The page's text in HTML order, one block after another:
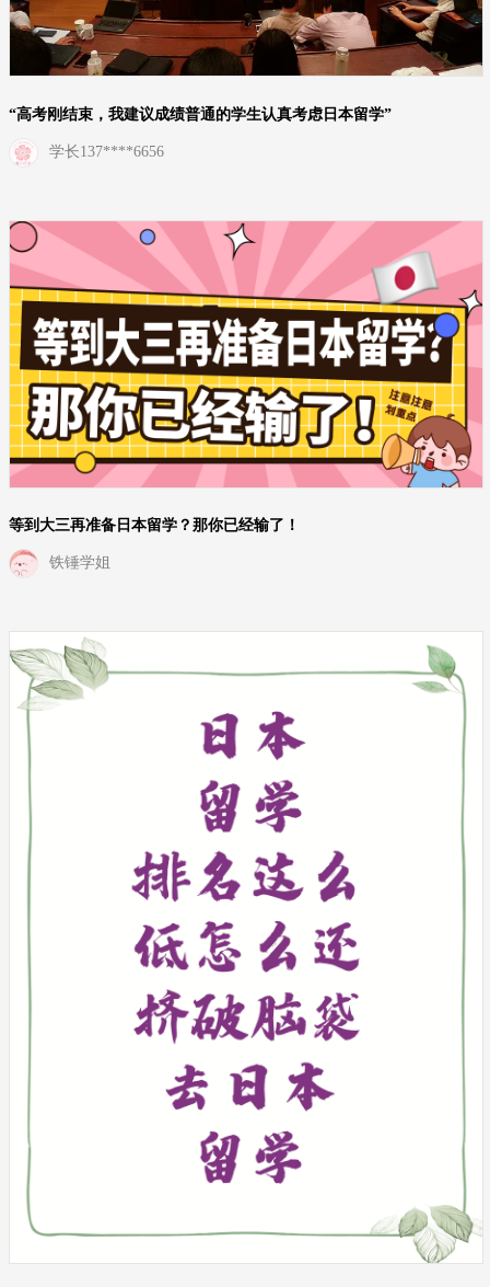
“高考刚结束，我建议成绩普通的学生认真考虑日本留学”
学长137****6656
等到大三再准备日本留学？那你已经输了！
铁锤学姐